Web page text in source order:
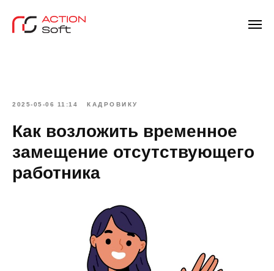
2025-05-06 11:14 КАДРОВИКУ
Как возложить временное
замещение отсутствующего
работника